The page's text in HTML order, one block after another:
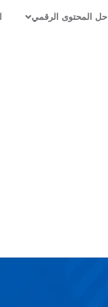
حل المحتوى الرقمي